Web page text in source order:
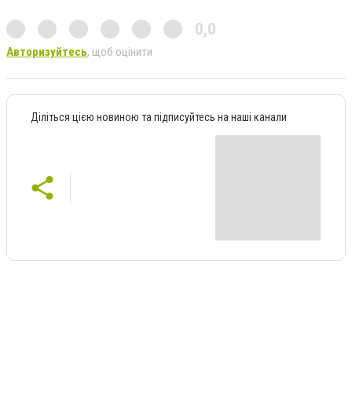
0,0
Авторизуйтесь, щоб оцінити
Діліться цією новиною та підписуйтесь на наші канали